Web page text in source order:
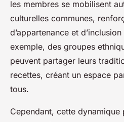
les membres se mobilisent
culturelles communes,
d’appartenance et
exemple, des groupes
peuvent partager leurs
recettes, créant un espace
tous.
Cependant, cette dynamique